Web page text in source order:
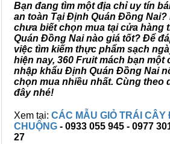
Bạn đang tìm một địa chỉ uy tín
an toàn Tại Định Quán Đồng Nai?
chưa biết chọn mua tại cửa hàng
Quán Đồng Nai nào giá tốt? Để
việc tìm kiếm thực phẩm sạch
hiện nay, 360 Fruit mách bạn một
nhập khẩu Định Quán Đồng Nai
chọn mua nhiều nhất. Cùng theo
đây nhé!
Xem tại: CÁC MẪU GIỎ TRÁI
CHUỘNG - 0933 055 945 - 0977
27